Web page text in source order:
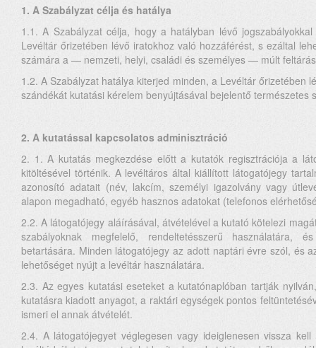
1. A Szabályzat célja és hatálya
1.1. A Szabályzat célja, hogy a hatályban lévő
Levéltár őrizetében lévő iratokhoz való hozzáférést, s ezáltal
számára a — nemzeti, helyi, családi és személyes — múlt
1.2. A Szabályzat hatálya kiterjed minden, a Levéltár őrizetében
szándékát kutatási kérelem benyújtásával bejelentő természetes
2. A kutatással kapcsolatos adminisztráció
2. 1. A kutatás megkezdése előtt a kutatók regisztrációja a
kitöltésével történik. A levéltáros által kiállított látogatójegy
azonosító adatait (név, lakcím, személyi igazolvány vagy
alapon megadható, egyéb hasznos adatokat (telefonos
2.2. A látogatójegy aláírásával, átvételével a kutató kötelezi
szabályoknak megfelelő, rendeltetésszerű használatára,
betartására. Minden látogatójegy az adott naptári évre szól, és
lehetőséget nyújt a levéltár használatára.
2.3. Az egyes kutatási eseteket a kutatónaplóban tartják
kutatásra kiadott anyagot, a raktári egységek pontos
ismeri el annak átvételét.
2.4. A látogatójegyet véglegesen vagy ideiglenesen vissza